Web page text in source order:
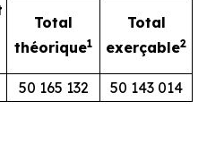
Total
théorique1
Total
exerçable2
50 165 132 50 143 014